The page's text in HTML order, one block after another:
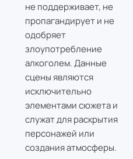
не поддерживает, не
пропагандирует и не
одобряет
злоупотребление
алкоголем. Данные
сцены являются
исключительно
элементами сюжета и
служат для раскрытия
персонажей или
создания атмосферы.